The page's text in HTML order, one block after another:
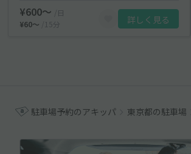
¥600〜
/日
¥60〜
/15分 詳しく見る
駐車場予約のアキッパ 東京都の駐車場